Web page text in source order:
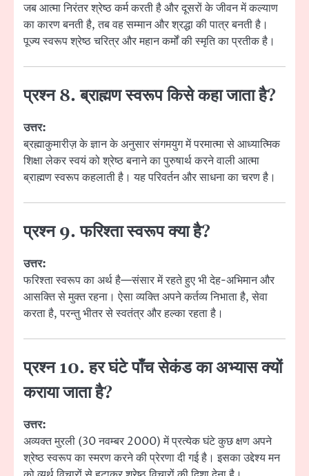
जब आत्मा निरंतर श्रेष्ठ कर्म करती है और दूसरों के जीवन में कल्याण
का कारण बनती है, तब वह सम्मान और श्रद्धा की पात्र बनती है।
पूज्य स्वरूप श्रेष्ठ चरित्र और महान कर्मों की स्मृति का प्रतीक है।
प्रश्न 8. ब्राह्मण स्वरूप किसे कहा जाता है?
उत्तर:
ब्रह्माकुमारीज़ के ज्ञान के अनुसार संगमयुग में परमात्मा से आध्यात्मिक
शिक्षा लेकर स्वयं को श्रेष्ठ बनाने का पुरुषार्थ करने वाली आत्मा
ब्राह्मण स्वरूप कहलाती है। यह परिवर्तन और साधना का चरण है।
प्रश्न 9. फरिश्ता स्वरूप क्या है?
उत्तर:
फरिश्ता स्वरूप का अर्थ है—संसार में रहते हुए भी देह-अभिमान और
आसक्ति से मुक्त रहना। ऐसा व्यक्ति अपने कर्तव्य निभाता है, सेवा
करता है, परन्तु भीतर से स्वतंत्र और हल्का रहता है।
प्रश्न 10. हर घंटे पाँच सेकंड का अभ्यास क्यों
कराया जाता है?
उत्तर:
अव्यक्त मुरली (30 नवम्बर 2000) में प्रत्येक घंटे कुछ क्षण अपने
श्रेष्ठ स्वरूप का स्मरण करने की प्रेरणा दी गई है। इसका उद्देश्य मन